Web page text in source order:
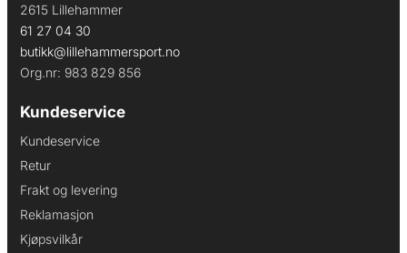
2615 Lillehammer
61 27 04 30
butikk@lillehammersport.no
Org.nr: 983 829 856
Kundeservice
Kundeservice
Retur
Frakt og levering
Reklamasjon
Kjøpsvilkår